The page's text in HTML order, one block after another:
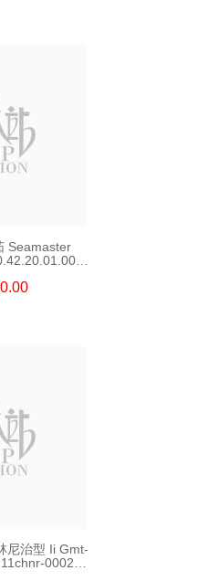
Seamaster
尼治型 Ii Gmt-
0002